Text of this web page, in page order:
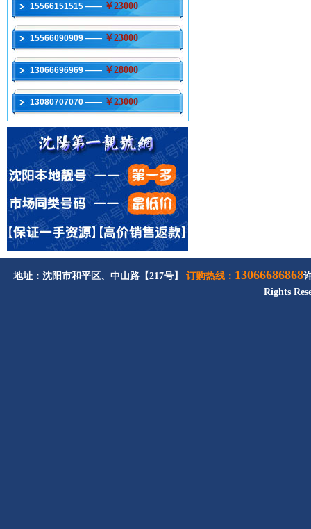
15566151515 —— ￥23000
15566090909 —— ￥23000
13066696969 —— ￥28000
13080707070 —— ￥23000
地址：沈阳市和平区、中山路【217号】 订购热线： 13066686868
Rights